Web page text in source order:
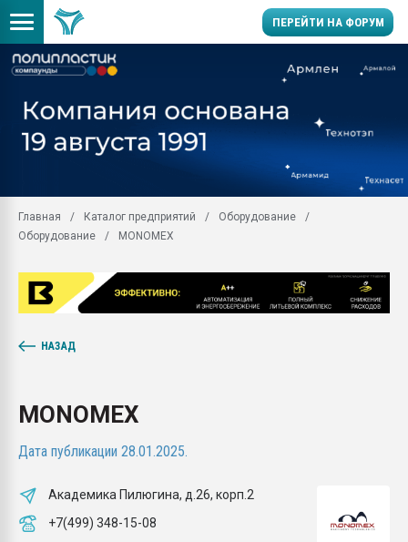
ПЕРЕЙТИ НА ФОРУМ
производство SPC
заводу пластмасс"
Помощь в подборе
Подмосковье, Москва
28.07.2026
Главная Каталог предприятий
Оборудование
Оборудование
MONOMEX
НАЗАД
MONOMEX
Дата публикации 28.01.2025.
Академика Пилюгина, д.26, корп.2
+7(499) 348-15-08